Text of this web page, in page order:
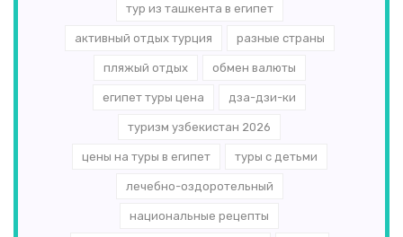
тур из ташкента в египет
активный отдых турция разные страны
пляжый отдых обмен валюты
египет туры цена дза-дзи-ки
туризм узбекистан 2026
цены на туры в египет туры с детьми
лечебно-оздоротельный
национальные рецепты